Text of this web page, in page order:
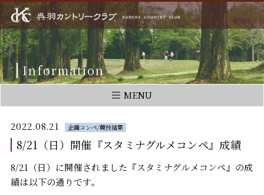
Information
MENU
2022.08.21 企画コンペ/競技結果
8/21（日）開催『スタミナグルメコンペ』成績
8/21（日）に開催されました『スタミナグルメコンペ』の成
績は以下の通りです。